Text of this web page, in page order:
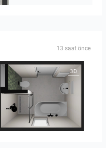
13 saat önce
25-5014 bnr. 3.10